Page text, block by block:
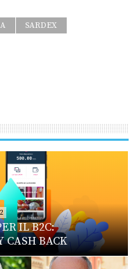
SARDEX
IL B2C:
CASH BACK